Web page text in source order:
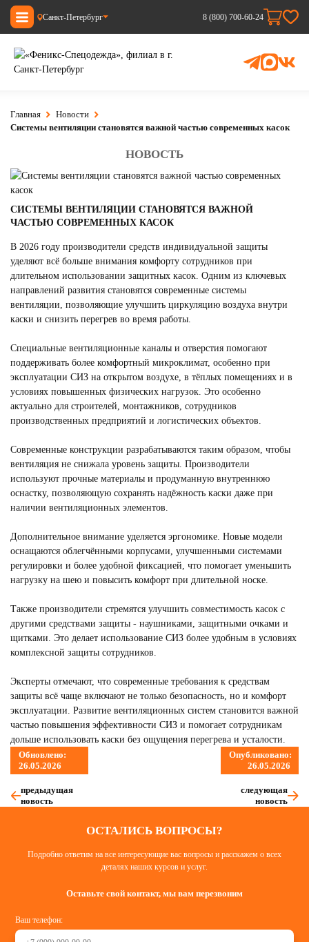
Санкт-Петербург 8 (800) 700-60-24
Главная
Новости
Системы вентиляции становятся важной частью современных касок
НОВОСТЬ
СИСТЕМЫ ВЕНТИЛЯЦИИ СТАНОВЯТСЯ ВАЖНОЙ
ЧАСТЬЮ СОВРЕМЕННЫХ КАСОК
В 2026 году производители средств индивидуальной защиты
уделяют всё больше внимания комфорту сотрудников при
длительном использовании защитных касок. Одним из ключевых
направлений развития становятся современные системы
вентиляции, позволяющие улучшить циркуляцию воздуха внутри
каски и снизить перегрев во время работы.
Специальные вентиляционные каналы и отверстия помогают
поддерживать более комфортный микроклимат, особенно при
эксплуатации СИЗ на открытом воздухе, в тёплых помещениях и в
условиях повышенных физических нагрузок. Это особенно
актуально для строителей, монтажников, сотрудников
производственных предприятий и логистических объектов.
Современные конструкции разрабатываются таким образом, чтобы
вентиляция не снижала уровень защиты. Производители
используют прочные материалы и продуманную внутреннюю
оснастку, позволяющую сохранять надёжность каски даже при
наличии вентиляционных элементов.
Дополнительное внимание уделяется эргономике. Новые модели
оснащаются облегчёнными корпусами, улучшенными системами
регулировки и более удобной фиксацией, что помогает уменьшить
нагрузку на шею и повысить комфорт при длительной носке.
Также производители стремятся улучшить совместимость касок с
другими средствами защиты - наушниками, защитными очками и
щитками. Это делает использование СИЗ более удобным в условиях
комплексной защиты сотрудников.
Эксперты отмечают, что современные требования к средствам
защиты всё чаще включают не только безопасность, но и комфорт
эксплуатации. Развитие вентиляционных систем становится важной
частью повышения эффективности СИЗ и помогает сотрудникам
дольше использовать каски без ощущения перегрева и усталости.
Обновлено:
26.05.2026
Опубликовано:
26.05.2026
предыдущая
новость
следующая
новость
ОСТАЛИСЬ ВОПРОСЫ?
Подробно ответим на все интересующие вас вопросы и расскажем о всех
деталях наших курсов и услуг.
Оставьте свой контакт, мы вам перезвоним
Ваш телефон: